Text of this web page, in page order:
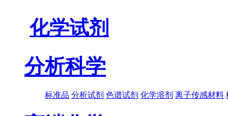
化学试剂
分析科学
标准品 分析试剂 色谱试剂 化学溶剂 离子传感材料